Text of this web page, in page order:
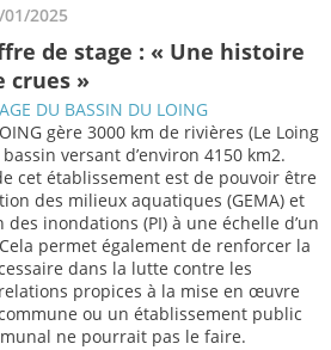
01/2025
de stage : « Une histoire
crues »
DU BASSIN DU LOING
gère 3000 km de rivières (Le Loing
versant d’environ 4150 km2.
cet établissement est de pouvoir être
des milieux aquatiques (GEMA) et
inondations (PI) à une échelle d’un
permet également de renforcer la
dans la lutte contre les
propices à la mise en œuvre
ou un établissement public
ne pourrait pas le faire.